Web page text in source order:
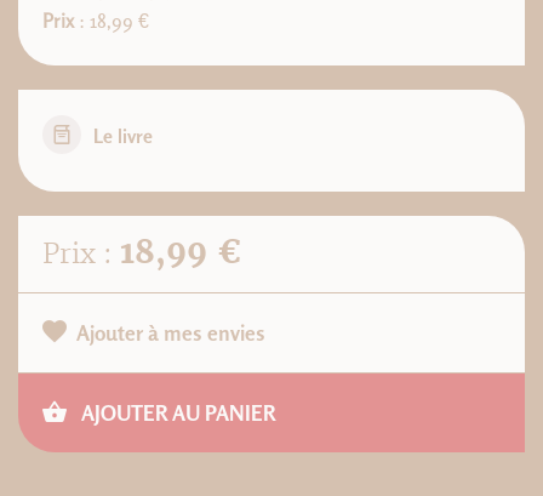
Prix: 18,99 €
Le livre
Prix : 18,99 €
Ajouter à mes envies
AJOUTER AU PANIER